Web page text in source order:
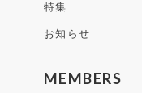
特集
お知らせ
MEMBERS